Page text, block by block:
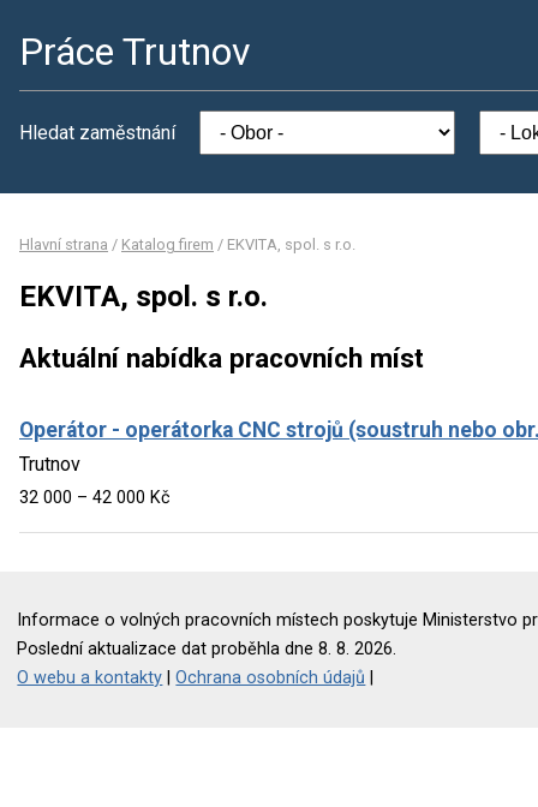
Práce Trutnov
Hledat zaměstnání
Hlavní strana / Katalog firem / EKVITA, spol. s r.o.
EKVITA, spol. s r.o.
Aktuální nabídka pracovních míst
Operátor - operátorka CNC strojů (soustruh nebo
Trutnov
32 000 – 42 000 Kč
Informace o volných pracovních místech poskytuje Ministerstvo
Poslední aktualizace dat proběhla dne 8. 8. 2026.
O webu a kontakty |Ochrana osobních údajů